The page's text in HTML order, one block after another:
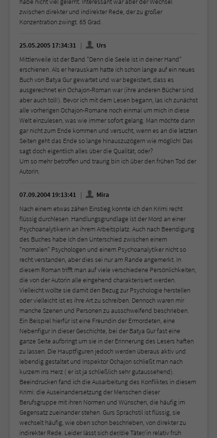
zwischen direkter und indirekter Rede, der zu großer
Konzentration zwingt. 65 Grad.
25.05.2005 17:34:31
Urs
Mittlerweile ist der Band "Denn die Seele ist in deiner Hand"
erschienen. Als er herauskam hatte ich schon lange auf ein neues
Buch von Batya Gur gewartet und war begeistert, dass es
ausgerechnet ein Ochajon-Roman war (ihre anderen Bücher sind
aber auch toll!). Bevor ich mit dem Lesen begann, las ich zunächst
alle vorherigen Ochajon-Romane noch einmal um mich in diese
Welt einzulesen, was wie immer sofort gelang. Man möchte dann
gar nicht zum Ende kommen und versucht, wenn es an die letzten
Seiten geht das Ende so lange hinauszuzögern wie möglich! Das
sagt doch eigentlich alles über die Qualität, oder?
Um so mehr betroffen und traurig bin ich über den frühen Tod der
Autorin.
07.09.2004 19:13:41
Mira
Nach einem etwas zähen Einstieg konnte ich den Krimi recht
flüssig durchlesen. Handlungsgrundlage ist der Mord an einer
Psychoanalytikerin an ihrem Arbeitsplatz. Auch nach Beendigung
des Buches habe ich den Unterschied zwischen einem
"normalen" Psychologen und einem Psychoanalytiker nicht so
recht verstanden, aber dies sei nur am Rande angemerkt. In
diesem Roman trifft man auf viele verschiedene Persönlichkeiten,
die von der Autorin alle eingehend charakterisiert werden.
Vielleicht wollte sie damit den Bezug zur Psychologie herstellen
oder vielleicht ist es ihre Art zu schreiben. Dennoch waren mir
manche Szenen und Personen zu ausschweifend beschrieben.
Ein Beispiel hierfür ist eine Freundin der Ermordeten, eine
Nebenfigur in dieser Geschichte, bei der Batya Gur fast eine
ganze Seite aufbringt um sie in der Erinnerung des Lesers haften
zu lassen. Die Hauptfiguren jedoch werden überaus aktiv und
lebendig gestaltet und Inspektor Ochajon schließt man nach
kurzem ins Herz ( er ist ja schließlich sehr gutaussehend).
Beeindrucken fand ich die Ausarbeitung des Konfliktes in diesem
Krimi: die Auseinandersetzung der Menschen dieser
Berufsgruppe mit ihren Normen und Wünschen, die häufig im
Gegensatz zueinander stehen. Gurs Sprachstil ist flüssig, sie
wechselt häufig, wie oben schon beschrieben, von direkter zu
indirekter Rede. Leider lässt sich der/die Täter/in relativ früh